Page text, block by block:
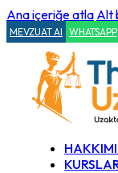
Ana içeriğe atla Alt
MEVZUAT AI WHATSAPP